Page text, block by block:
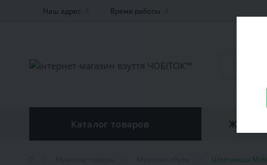
Наш адрес Время работы
Каталог товаров
Шлёпанцы